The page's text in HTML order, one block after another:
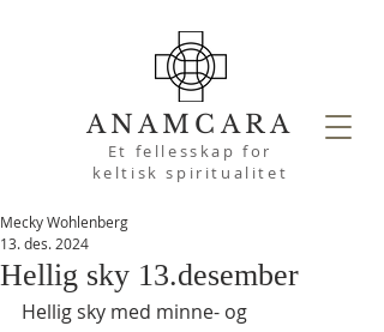
ANAMCARA
Et fellesskap for
keltisk spiritualitet
Hellig sky 13.desember
Mecky Wohlenberg
13. des. 2024
Hellig sky med minne- og